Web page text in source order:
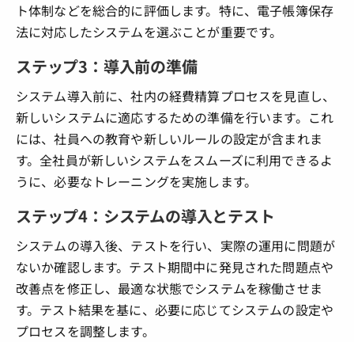
ト体制などを総合的に評価します。特に、電子帳簿保存
法に対応したシステムを選ぶことが重要です。
ステップ3：導入前の準備
システム導入前に、社内の経費精算プロセスを見直し、
新しいシステムに適応するための準備を行います。これ
には、社員への教育や新しいルールの設定が含まれま
す。全社員が新しいシステムをスムーズに利用できるよ
うに、必要なトレーニングを実施します。
ステップ4：システムの導入とテスト
システムの導入後、テストを行い、実際の運用に問題が
ないか確認します。テスト期間中に発見された問題点や
改善点を修正し、最適な状態でシステムを稼働させま
す。テスト結果を基に、必要に応じてシステムの設定や
プロセスを調整します。